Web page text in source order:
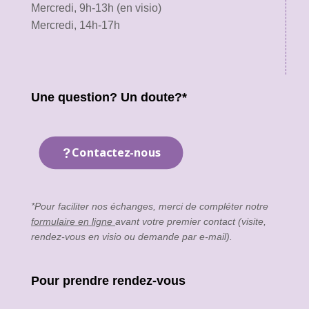
Mercredi, 9h-13h (en visio)
Mercredi, 14h-17h
Une question? Un doute?*
Contactez-nous
*Pour faciliter nos échanges, merci de compléter notre
formulaire en ligne avant votre premier contact (visite,
rendez-vous en visio ou demande par e-mail).
Pour prendre rendez-vous